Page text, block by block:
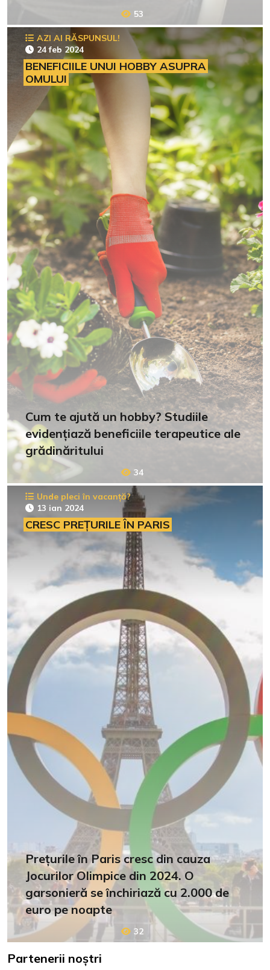
53
AZI AI RĂSPUNSUL!
24 feb 2024
BENEFICIILE UNUI HOBBY ASUPRA
OMULUI
Cum te ajută un hobby? Studiile
evidențiază beneficiile terapeutice ale
grădinăritului
34
Unde pleci în vacanță?
13 ian 2024
CRESC PREȚURILE ÎN PARIS
Prețurile în Paris cresc din cauza
Jocurilor Olimpice din 2024. O
garsonieră se închiriază cu 2.000 de
euro pe noapte
32
Partenerii noștri